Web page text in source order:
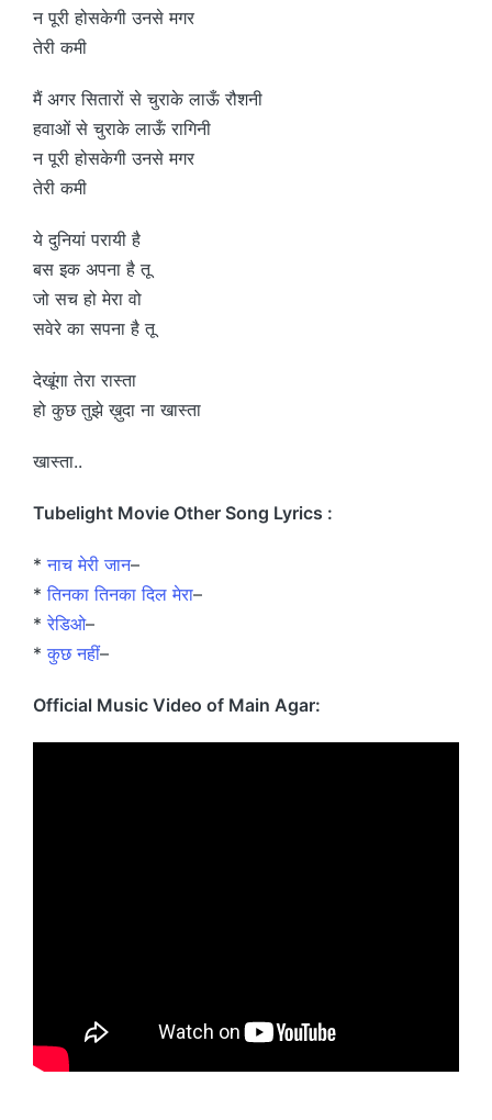
न पूरी होसकेगी उनसे मगर
तेरी कमी
मैं अगर सितारों से चुराके लाऊँ रौशनी
हवाओं से चुराके लाऊँ रागिनी
न पूरी होसकेगी उनसे मगर
तेरी कमी
ये दुनियां परायी है
बस इक अपना है तू
जो सच हो मेरा वो
सवेरे का सपना है तू
देखूंगा तेरा रास्ता
हो कुछ तुझे ख़ुदा ना खास्ता
खास्ता..
Tubelight Movie Other Song Lyrics :
*नाच मेरी जान–
*तिनका तिनका दिल मेरा–
*रेडिओ–
*कुछ नहीं–
Official Music Video of Main Agar: